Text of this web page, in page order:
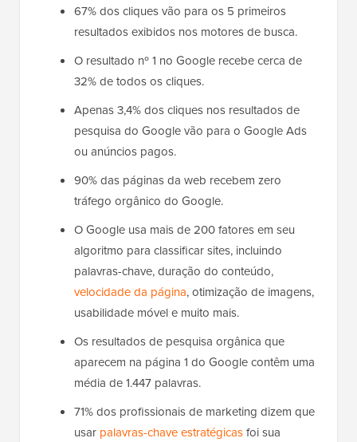
67% dos cliques vão para os 5 primeiros
resultados exibidos nos motores de busca.
O resultado nº 1 no Google recebe cerca de
32% de todos os cliques.
Apenas 3,4% dos cliques nos resultados de
pesquisa do Google vão para o Google Ads
ou anúncios pagos.
90% das páginas da web recebem zero
tráfego orgânico do Google.
O Google usa mais de 200 fatores em seu
algoritmo para classificar sites, incluindo
palavras-chave, duração do conteúdo,
velocidade da página, otimização de imagens,
usabilidade móvel e muito mais.
Os resultados de pesquisa orgânica que
aparecem na página 1 do Google contêm uma
média de 1.447 palavras.
71% dos profissionais de marketing dizem que
usar palavras-chave estratégicasfoi sua